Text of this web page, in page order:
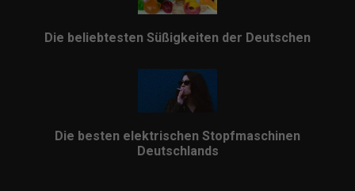
Die beliebtesten Süßigkeiten der Deutschen
Die besten elektrischen Stopfmaschinen
Deutschlands